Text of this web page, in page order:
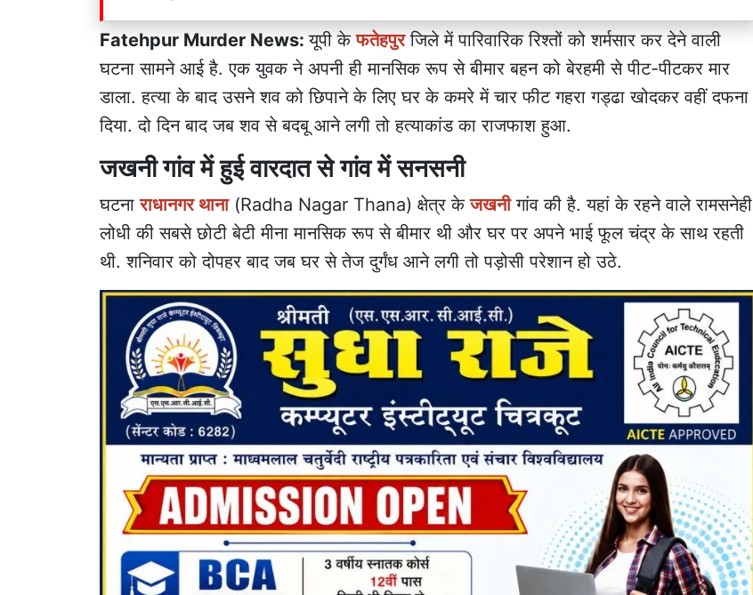
Fatehpur Murder News:यूपी केफतेहपुरजिले में पारिवारिक रिश्तों को शर्मसार कर देने वाली
घटना सामने आई है. एक युवक ने अपनी ही मानसिक रूप से बीमार बहन को बेरहमी से पीट-पीटकर मार
डाला. हत्या के बाद उसने शव को छिपाने के लिए घर के कमरे में चार फीट गहरा गड्ढा खोदकर वहीं दफना
दिया. दो दिन बाद जब शव से बदबू आने लगी तो हत्याकांड का राजफाश हुआ.
जखनी गांव में हुई वारदात से गांव में सनसनी
घटनाराधानगर थाना(Radha Nagar Thana) क्षेत्र केजखनीगांव की है. यहां के रहने वाले रामसनेही
लोधी की सबसे छोटी बेटी मीना मानसिक रूप से बीमार थी और घर पर अपने भाई फूल चंद्र के साथ रहती
थी. शनिवार को दोपहर बाद जब घर से तेज दुर्गंध आने लगी तो पड़ोसी परेशान हो उठे.